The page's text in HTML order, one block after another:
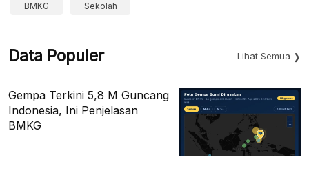
BMKG Sekolah
Data Populer Lihat Semua
Gempa Terkini 5,8 M Guncang
Indonesia, Ini Penjelasan
BMKG